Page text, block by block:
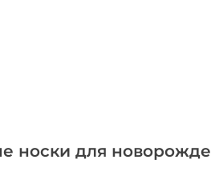
носки для